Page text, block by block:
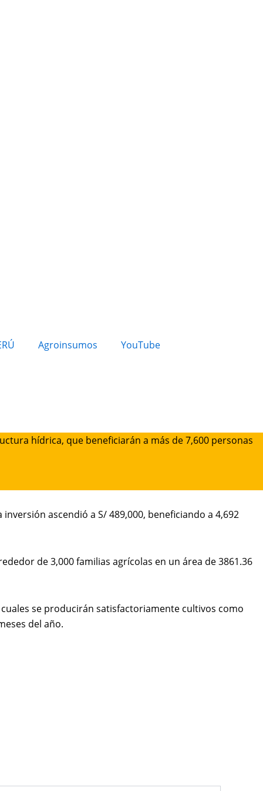
Agroinsumos YouTube
hídrica, que beneficiarán a más de 7,600 personas
ascendió a S/ 489,000, beneficiando a 4,692
de 3,000 familias agrícolas en un área de 3861.36
se producirán satisfactoriamente cultivos como
del año.